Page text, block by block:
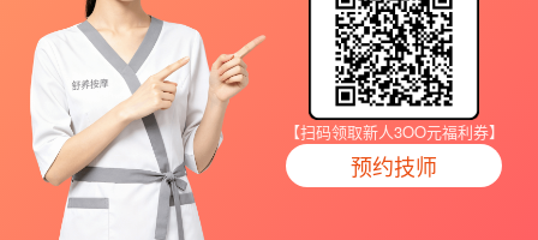
【扫码领取新人3OO元福利券】
预约技师